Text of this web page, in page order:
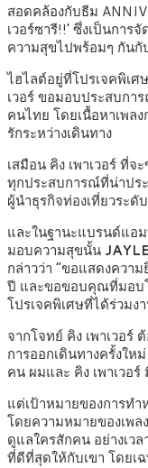
สอดคล้องกับธีม
เวอร์ซารี!!’ ซึ่งเป็นกา
ความสุขไปพร้อมๆ กันกั
ไฮไลต์อยู่ที่โปรเจคพิเศ
เวอร์ ขอมอบประสบกา
คนไทย โดยเนื้อหาเพล
รักระหว่างเดินทาง
เสมือน คิง เพาเวอร์ ที่
ทุกประสบการณ์ที่น่าปร
ผู้นำธุรกิจท่องเที่ยวระดั
และในฐานะแบรนด์แอม
มอบความสุขนั้น
กล่าวว่า “ขอแสดงควา
ปี และขอขอบคุณที่มอบโ
โปรเจคพิเศษที่ได้ร่วมง
จากโจทย์ คิง เพาเวอร์
การออกเดินทางครั้งให
คน ผมและ คิง เพาเวอ
แต่เป้าหมายของการทำ
โดยความหมายของเพล
ดูแลใครสักคน อย่างเว
ที่ดีที่สุดให้กับเขา โดยเ